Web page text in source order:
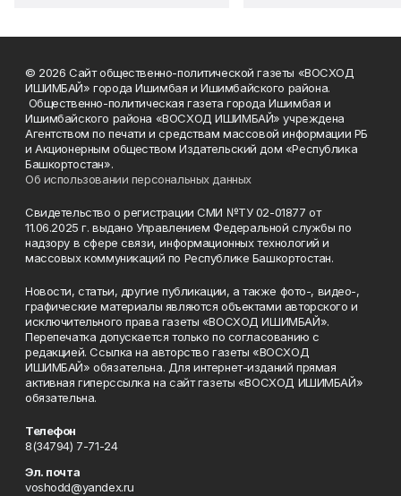
© 2026 Сайт общественно-политической газеты «ВОСХОД
ИШИМБАЙ» города Ишимбая и Ишимбайского района.
Общественно-политическая газета города Ишимбая и
Ишимбайского района «ВОСХОД ИШИМБАЙ» учреждена
Агентством по печати и средствам массовой информации РБ
и Акционерным обществом Издательский дом «Республика
Башкортостан».
Об использовании персональных данных
Свидетельство о регистрации СМИ №ТУ 02-01877 от
11.06.2025 г. выдано Управлением Федеральной службы по
надзору в сфере связи, информационных технологий и
массовых коммуникаций по Республике Башкортостан.
Новости, статьи, другие публикации, а также фото-, видео-,
графические материалы являются объектами авторского и
исключительного права газеты «ВОСХОД ИШИМБАЙ».
Перепечатка допускается только по согласованию с
редакцией. Ссылка на авторство газеты «ВОСХОД
ИШИМБАЙ» обязательна. Для интернет-изданий прямая
активная гиперссылка на сайт газеты «ВОСХОД ИШИМБАЙ»
обязательна.
Телефон
8(34794) 7-71-24
Эл. почта
voshodd@yandex.ru